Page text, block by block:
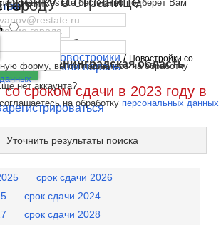
цен
Московская область
иЛенинградская область
Войти Забыли пароль
нет аккаунта?
Новостройки/ Новостройки со
со сроком сдачи в 2023 году в
Уточнить результаты поиска
срок сдачи 2026
срок сдачи 2024
срок сдачи 2028
и Restate бесплатно подберёт Вам
на обработку персональных данных
форму, вы соглашаетесь на обработку